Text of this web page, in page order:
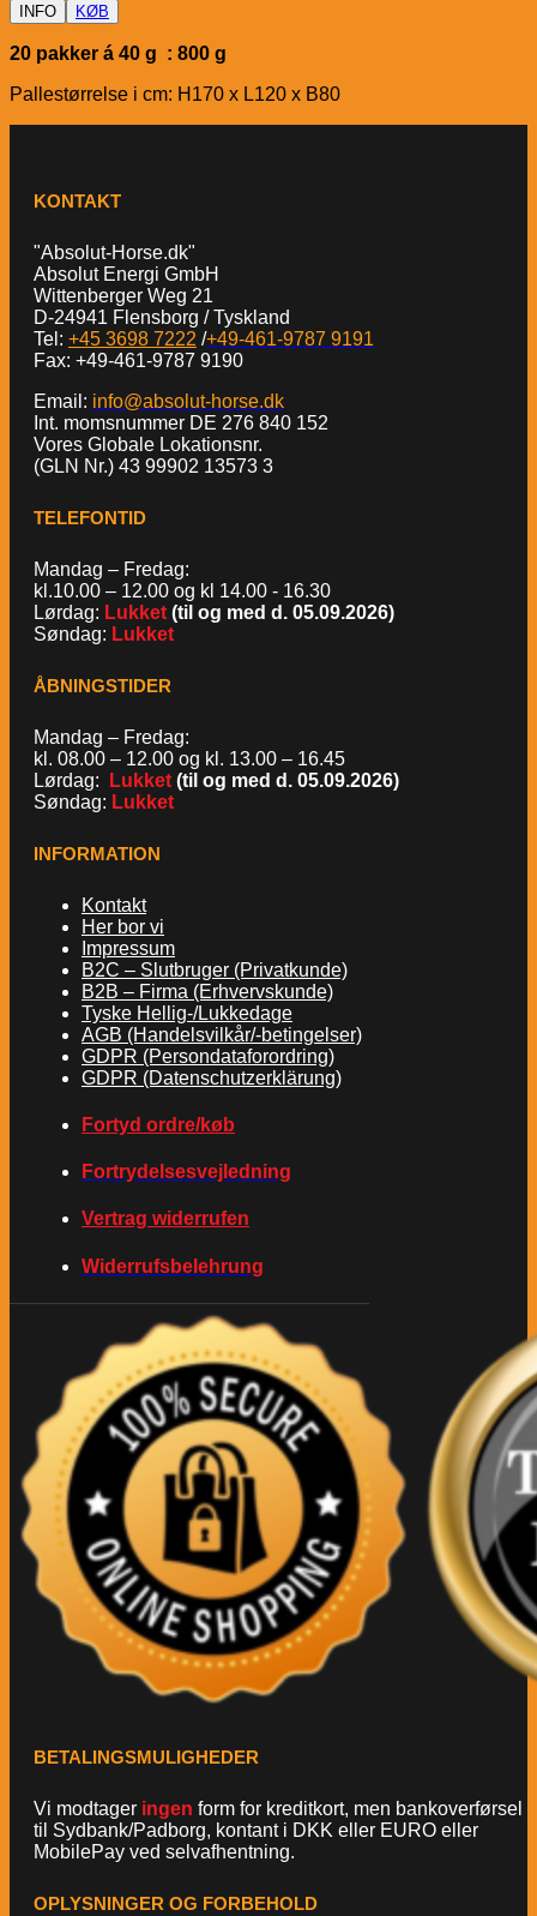
INFO KØB
20 pakker á 40 g : 800 g
Pallestørrelse i cm: H170 x L120 x B80
KONTAKT
"Absolut-Horse.dk"
Absolut Energi GmbH
Wittenberger Weg 21
D-24941 Flensborg / Tyskland
Tel: +45 3698 7222 /+49-461-9787 9191
Fax: +49-461-9787 9190
Email: info@absolut-horse.dk
Int. momsnummer DE 276 840 152
Vores Globale Lokationsnr.
(GLN Nr.) 43 99902 13573 3
TELEFONTID
Mandag – Fredag:
kl.10.00 – 12.00 og kl 14.00 - 16.30
Lørdag: Lukket (til og med d. 05.09.2026)
Søndag: Lukket
ÅBNINGSTIDER
Mandag – Fredag:
kl. 08.00 – 12.00 og kl. 13.00 – 16.45
Lørdag:
Lukket (til og med d. 05.09.2026)
Søndag: Lukket
INFORMATION
Kontakt
Her bor vi
Impressum
B2C – Slutbruger (Privatkunde)
B2B – Firma (Erhvervskunde)
Tyske Hellig-/Lukkedage
AGB (Handelsvilkår/-betingelser)
GDPR (Persondataforordring)
GDPR (Datenschutzerklärung)
Fortyd ordre/køb
Fortrydelsesvejledning
Vertrag widerrufen
Widerrufsbelehrung
BETALINGSMULIGHEDER
Vi modtager ingen form for kreditkort, men bankoverførsel
til Sydbank/Padborg, kontant i DKK eller EURO eller
MobilePay ved selvafhentning.
OPLYSNINGER OG FORBEHOLD